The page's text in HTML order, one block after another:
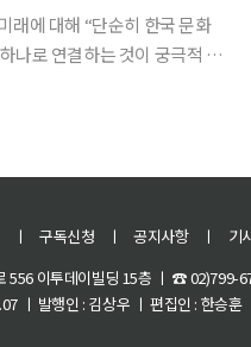
래에 대해 “단순히 한국 문화
나로 연결하는 것이 궁극적 비
ㅣ 구독신청 ㅣ 공지사항 ㅣ 기
556 이투데이빌딩 15층 ㅣ ☎ 02)799-
ㅣ 발행인 : 김상우 ㅣ 편집인 : 한승훈